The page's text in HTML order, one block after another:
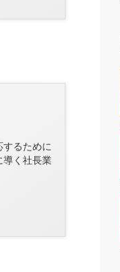
るために
導く社長業